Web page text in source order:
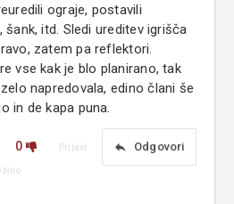
ograje, postavili
šank, itd. Sledi ureditev igrišča
zatem pa reflektori.
vse kak je blo planirano, tak
napredovala, edino člani še
in de kapa puna.
0 reply Odgovori
Prijavi